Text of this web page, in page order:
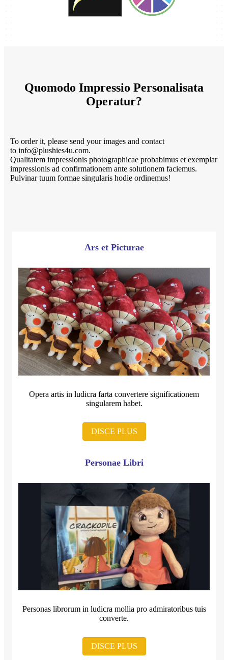
Quomodo Impressio Personalisata
Operatur?
To order it, please send your images and contact
to info@plushies4u.com.
Qualitatem impressionis photographicae probabimus et exemplar
impressionis ad confirmationem ante solutionem faciemus.
Pulvinar tuum formae singularis hodie ordinemus!
Ars et Picturae
Opera artis in ludicra farta convertere significationem
singularem habet.
DISCE PLUS
Personae Libri
Personas librorum in ludicra mollia pro admiratoribus tuis
converte.
DISCE PLUS